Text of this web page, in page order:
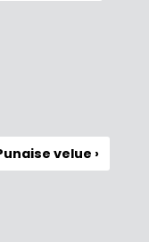
velue ›